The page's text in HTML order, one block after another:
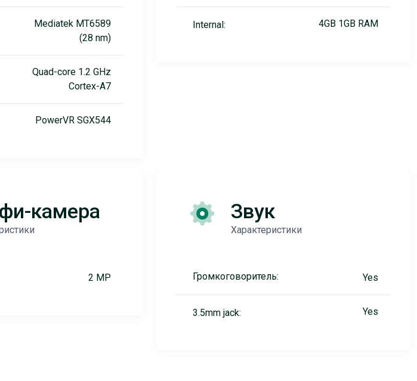
Mediatek MT6589
(28 nm)
Quad-core 1.2 GHz
Cortex-A7
PowerVR SGX544
Internal: 4GB 1GB RAM
камера
2 MP
Звук
Характеристики
Громкоговоритель: Yes
3.5mm jack: Yes